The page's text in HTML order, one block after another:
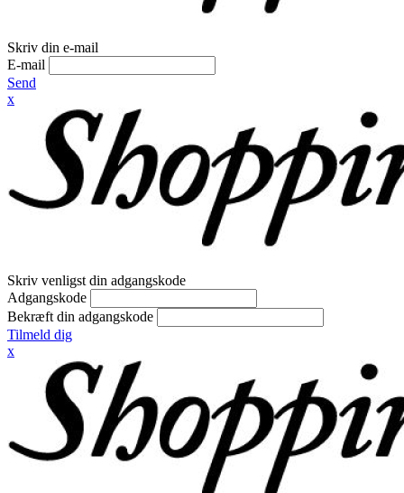
Skriv din e-mail
E-mail
Send
x
Skriv venligst din adgangskode
Adgangskode
Bekræft din adgangskode
Tilmeld dig
x